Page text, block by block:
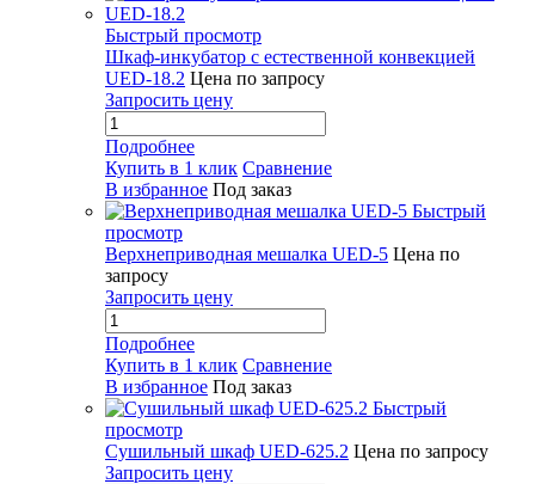
Быстрый просмотр
Шкаф-инкубатор с естественной конвекцией
UED-18.2 Цена по запросу
Запросить цену
Подробнее
Купить в 1 клик Сравнение
В избранное Под заказ
Быстрый
просмотр
Верхнеприводная мешалка UED-5 Цена по
запросу
Запросить цену
Подробнее
Купить в 1 клик Сравнение
В избранное Под заказ
Быстрый
просмотр
Сушильный шкаф UED-625.2 Цена по запросу
Запросить цену